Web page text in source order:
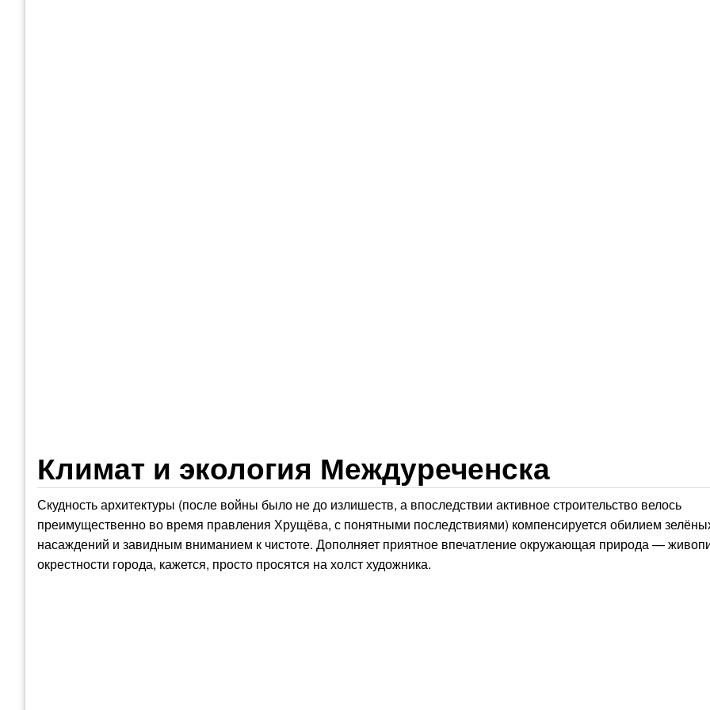
Климат и экология Междуреченска
Скудность архитектуры (после войны было не до излишеств, а впоследствии активное строительство велось
преимущественно во время правления Хрущёва, с понятными последствиями) компенсируется обилием
насаждений и завидным вниманием к чистоте. Дополняет приятное впечатление окружающая природа —
окрестности города, кажется, просто просятся на холст художника.